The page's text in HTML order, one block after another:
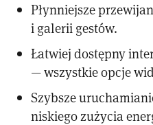
Płynniejsze
i galerii gestów.
Łatwiej dostępny
— wszystkie opcje
Szybsze
niskiego zużycia